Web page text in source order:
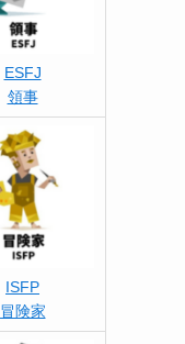
ESFJ
領事
ISFP
冒険家